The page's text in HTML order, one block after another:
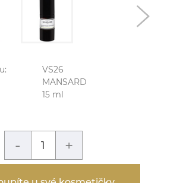
VS26
MANSARD
15 ml
- +